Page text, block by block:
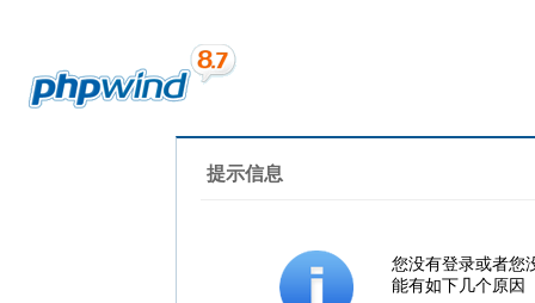
提示信息
您没有登录或者您
能有如下几个原因